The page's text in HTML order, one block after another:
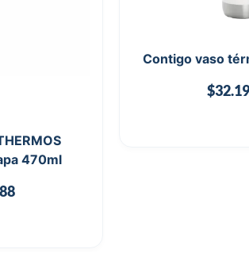
470ml
Contigo vaso
$